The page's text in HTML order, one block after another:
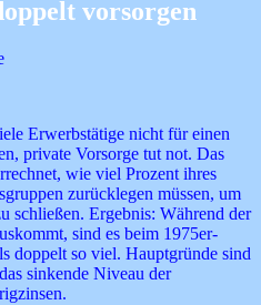
vorsorgen
Erwerbstätige nicht für einen
private Vorsorge tut not. Das
wie viel Prozent ihres
zurücklegen müssen, um
schließen. Ergebnis: Während der
sind es beim 1975er-
doppelt so viel. Hauptgründe sind
sinkende Niveau der